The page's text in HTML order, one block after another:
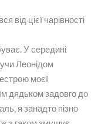
від цієї чарівності
У середині
Леонідом
моєї
дядьком задовго до
я занадто пізно